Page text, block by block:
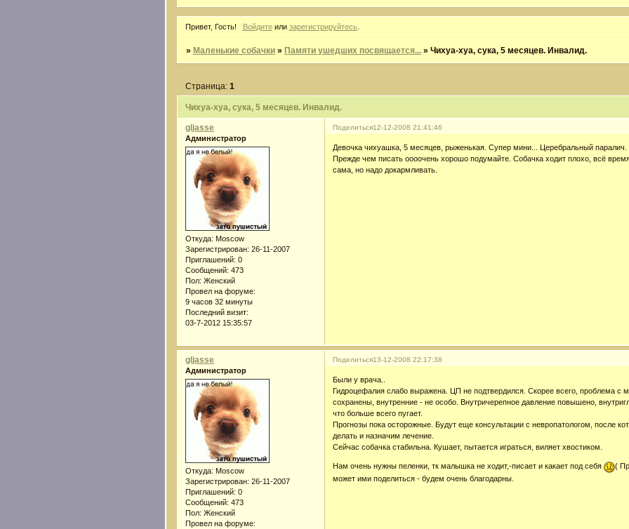
Привет, Гость! Войдитеили зарегистрируйтесь
» Маленькие собачки » Памяти ушедших посвящается... »Чихуа-хуа, сука, 5 месяцев. Инвалид.
Чихуа-хуа, сука, 5 месяцев. Инвалид.
Страница:1
Поделиться12-12-2008 21:41:46
gljasse
Администратор
Откуда: Moscow
Зарегистрирован: 26-11-2007
Приглашений: 0
Сообщений: 473
Пол: Женский
Провел на форуме:
9 часов 32 минуты
Последний визит:
03-7-2012 15:35:57
Девочка чихуашка, 5 месяцев, рыженькая. Супер мини... Церебральный паралич.
Прежде чем писать оооочень хорошо подумайте. Собачка ходит плохо, всё
сама, но надо докармливать.
Поделиться13-12-2008 22:17:38
gljasse
Администратор
Откуда: Moscow
Зарегистрирован: 26-11-2007
Приглашений: 0
Сообщений: 473
Пол: Женский
Провел на форуме:
Были у врача..
Гидроцефалия слабо выражена. ЦП не подтвердился. Скорее всего, проблема
сохранены, внутренние - не особо. Внутричерепное давление повышено,
что больше всего пугает.
Прогнозы пока осторожные. Будут еще консультации с невропатологом, после
делать и назначим лечение.
Сейчас собачка стабильна. Кушает, пытается играться, виляет хвостиком.
Нам очень нужны пеленки, тк малышка не ходит,-писает и какает под себя
(
может ими поделиться - будем очень благодарны.